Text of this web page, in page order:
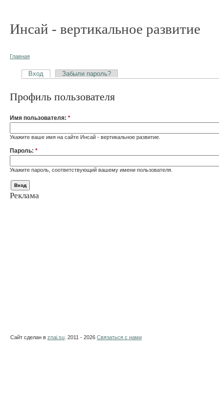
Инсай - вертикальное развитие
Главная
Вход Забыли пароль?
Профиль пользователя
Имя пользователя: *
Укажите ваше имя на сайте Инсай - вертикальное развитие.
Пароль: *
Укажите пароль, соответствующий вашему имени пользователя.
Реклама
Сайт сделан в znai.su . 2011 - 2026 Связаться с нами